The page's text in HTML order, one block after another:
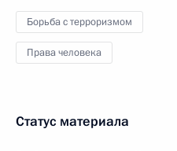
Борьба с терроризмом
Права человека
Статус материала